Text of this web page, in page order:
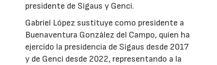
presidente de Sigaus y Genci.
Gabriel López sustituye como presidente a
Buenaventura González del Campo, quien ha
ejercido la presidencia de Sigaus desde 2017
y de Genci desde 2022, representando a la